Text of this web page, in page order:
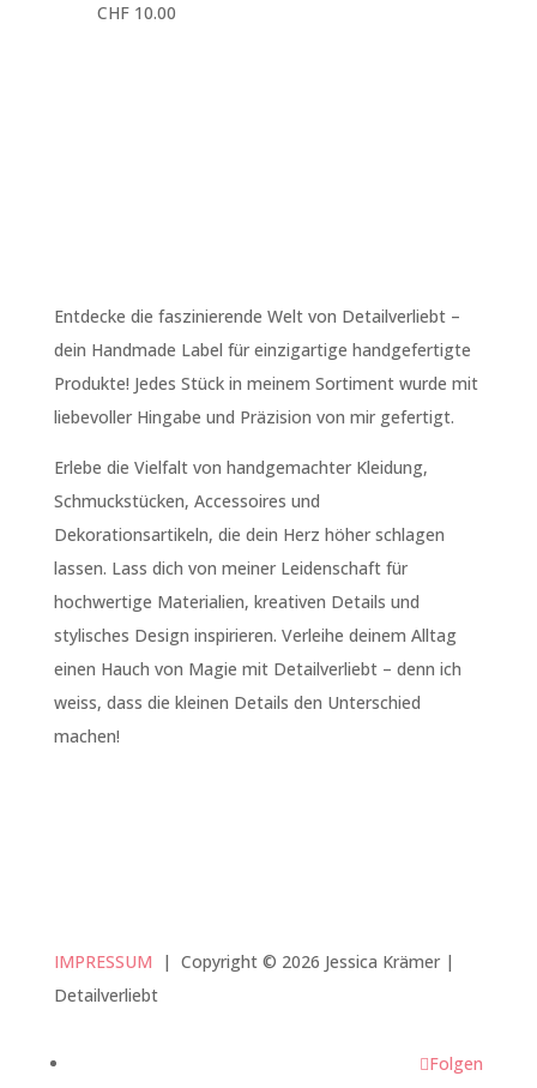
CHF10.00
Entdecke die faszinierende Welt von Detailverliebt –
dein Handmade Label für einzigartige handgefertigte
Produkte! Jedes Stück in meinem Sortiment wurde mit
liebevoller Hingabe und Präzision von mir gefertigt.
Erlebe die Vielfalt von handgemachter Kleidung,
Schmuckstücken, Accessoires und
Dekorationsartikeln, die dein Herz höher schlagen
lassen. Lass dich von meiner Leidenschaft für
hochwertige Materialien, kreativen Details und
stylisches Design inspirieren. Verleihe deinem Alltag
einen Hauch von Magie mit Detailverliebt – denn ich
weiss, dass die kleinen Details den Unterschied
machen!
IMPRESSUM | Copyright © 2026 Jessica Krämer |
Detailverliebt
Folgen